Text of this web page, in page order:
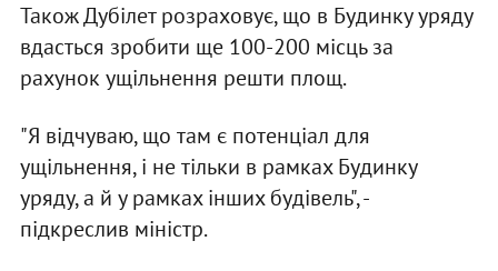
Також Дубілет розраховує, що в Будинку уряду
вдасться зробити ще 100-200 місць за
рахунок ущільнення решти площ.
"Я відчуваю, що там є потенціал для
ущільнення, і не тільки в рамках Будинку
уряду, а й у рамках інших будівель", -
підкреслив міністр.